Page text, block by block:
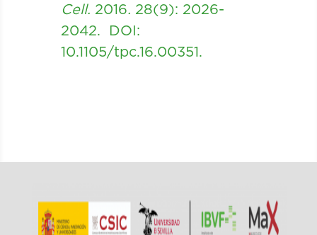
Cell. 2016. 28(9): 2026-
2042. DOI:
10.1105/tpc.16.00351.